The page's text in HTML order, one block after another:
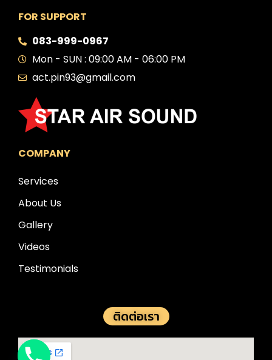
FOR SUPPORT
083-999-0967
Mon - SUN : 09:00 AM - 06:00 PM
act.pin93@gmail.com
COMPANY
Services
About Us
Gallery
Videos
Testimonials
ติดต่อเรา